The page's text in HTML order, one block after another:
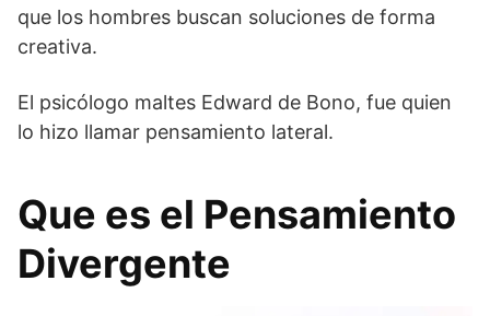
que los hombres buscan soluciones de forma
creativa.
El psicólogo maltes Edward de Bono, fue quien
lo hizo llamar pensamiento lateral.
Que es el Pensamiento
Divergente